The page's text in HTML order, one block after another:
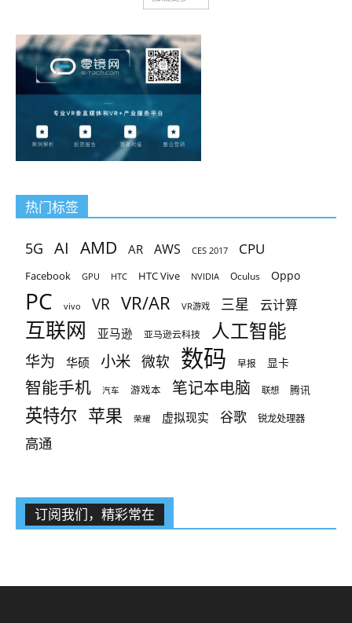
热门标签
5G AI AMD AR AWS CES 2017 CPU
Facebook GPU HTC HTC Vive NVIDIA Oculus Oppo
PC vivo VR VR/AR VR游戏 三星 云计算
互联网 亚马逊 亚马逊云科技 人工智能
华为 华硕 小米 微软 数码 早报 显卡
智能手机 汽车 游戏本 笔记本电脑 联想 腾讯
英特尔 苹果 荣耀 虚拟现实 谷歌 锐龙处理器
高通
订阅我们，精彩常在